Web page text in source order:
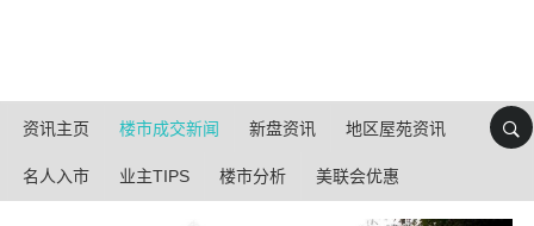
资讯主页 楼市成交新闻 新盘资讯 地区屋苑资讯
名人入市 业主TIPS 楼市分析 美联会优惠